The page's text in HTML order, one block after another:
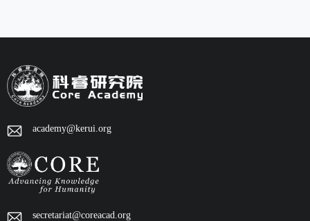
academy@kerui.org
secretariat@coreacad.org